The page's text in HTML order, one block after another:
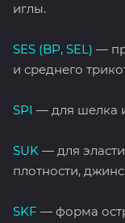
иглы.
SES (BP, SEL) —
и среднего
SPI — для шелка
SUK — для
плотности,
SKF — форма